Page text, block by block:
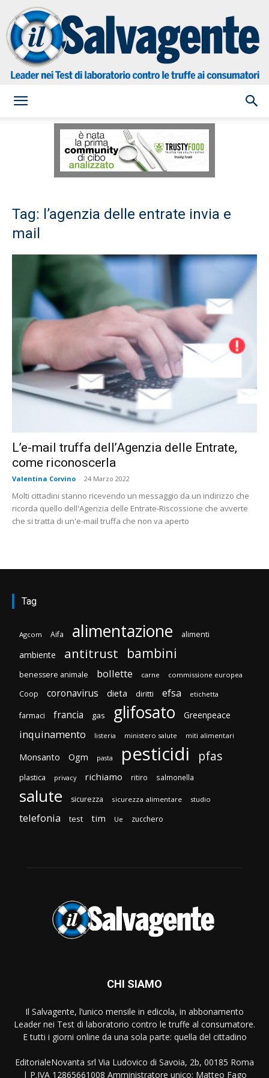
Salvagente
Tag: l’agenzia delle entrate invia e
mail
L’e-mail truffa dell’Agenzia delle Entrate,
come riconoscerla
Valentina Corvino - 24 Marzo 2022
Molti cittadini stanno ricevendo un messaggio da un indirizzo che
ricorda quello dell'Agenzia delle Entrate-Riscossione che avverte
che si tratta di un'e-mail truffa che non va aperto
Tag
Agcom Aifa alimentazione alimenti
ambiente antitrust bambini
benessere animale bollette carne commissione europea
Coop coronavirus dieta diritti efsa etichetta
farmaci francia gas glifosato Greenpeace
inquinamento listeria ministero salute miti alimentari
Monsanto Ogm pasta pesticidi pfas
plastica privacy richiamo ritiro salmonella
salute sicurezza sicurezza alimentare studio
telefonia test tim Ue zucchero
CHI SIAMO
Il Salvagente, l’unico mensile in edicola, in abbonamento
Leader nei Test di laboratorio contro le truffe al consumatore.
E tutti i giorni online da una sola parte: quella del cittadino
EditorialeNovanta srl Via Ludovico di Savoia, 2b, 00185 Roma
| P.IVA 12865661008 Amministratore unico: Matteo Fago